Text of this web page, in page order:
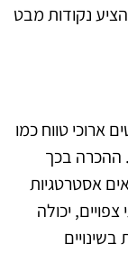
נקודות מבט
ארוכי טווח כמו
ההכרה בכך
אסטרטגיות
יכולה